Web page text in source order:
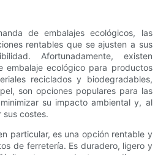
de embalajes ecológicos, las
rentables que se ajusten a sus
Afortunadamente, existen
embalaje ecológico para productos
reciclados y biodegradables,
son opciones populares para las
su impacto ambiental y, al
sus costes.
particular, es una opción rentable y
de ferretería. Es duradero, ligero y